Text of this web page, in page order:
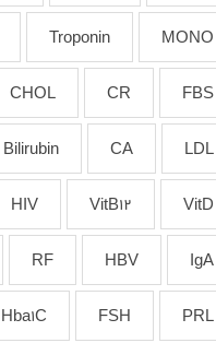
MONO
Troponin
FBS
CR
CHOL
LDL
CA
Bilirubin
VitD
VitB12
HIV
IgA
HBV
RF
PRL
FSH
Hba1C